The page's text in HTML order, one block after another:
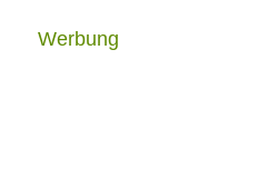
Werbung